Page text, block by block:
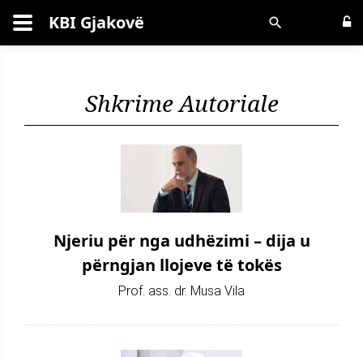
Kërko KBI Gjakovë
Shkrime Autoriale
Njeriu për nga udhëzimi – dija u
përngjan llojeve të tokës
Prof. ass. dr. Musa Vila